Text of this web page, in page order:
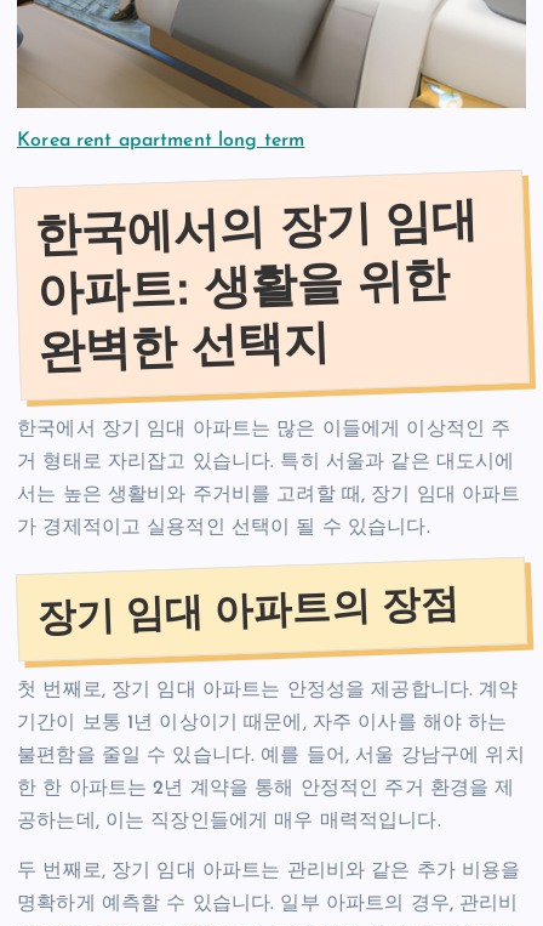
Korea rent apartment long term
한국에서의 장기 임대
아파트: 생활을 위한
완벽한 선택지
한국에서 장기 임대 아파트는 많은 이들에게 이상적인 주
거 형태로 자리잡고 있습니다. 특히 서울과 같은 대도시에
서는 높은 생활비와 주거비를 고려할 때, 장기 임대 아파트
가 경제적이고 실용적인 선택이 될 수 있습니다.
장기 임대 아파트의 장점
첫 번째로, 장기 임대 아파트는 안정성을 제공합니다. 계약
기간이 보통 1년 이상이기 때문에, 자주 이사를 해야 하는
불편함을 줄일 수 있습니다. 예를 들어, 서울 강남구에 위치
한 한 아파트는 2년 계약을 통해 안정적인 주거 환경을 제
공하는데, 이는 직장인들에게 매우 매력적입니다.
두 번째로, 장기 임대 아파트는 관리비와 같은 추가 비용을
명확하게 예측할 수 있습니다. 일부 아파트의 경우, 관리비